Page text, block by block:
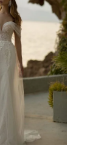
41
več